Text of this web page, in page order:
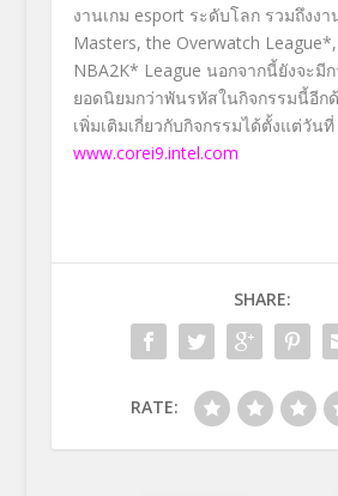
งานเกม esport ระดับโลก รวมถึงง
Masters, the Overwatch
NBA2K* League นอกจากนี้ยังจะมี
ยอดนิยมกว่าพันรหัสในกิจกรรมนี้อีก
เพิ่มเติมเกี่ยวกับกิจกรรมได้ตั้งแต่วัน
www.corei9.intel.com
SHARE:
RATE: